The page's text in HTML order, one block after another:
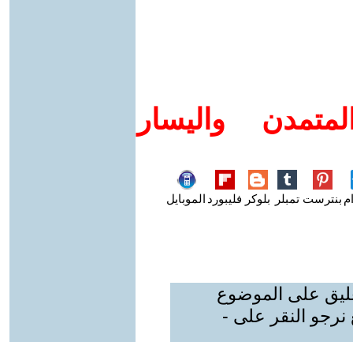
واليسار
بنترست تمبلر بلوكر فليبورد الموبايل
على الموضوع
نرجو النقر على -